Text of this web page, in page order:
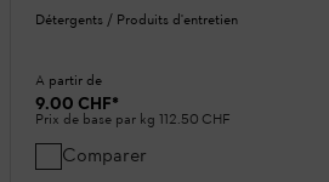
Détergents / Produits d'entretien
A partir de
9.00 CHF*
Prix de base par kg 112.50 CHF
Comparer